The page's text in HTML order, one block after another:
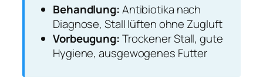
Behandlung:Antibiotika nach
Diagnose, Stall lüften ohne Zugluft
Vorbeugung:Trockener Stall, gute
Hygiene, ausgewogenes Futter